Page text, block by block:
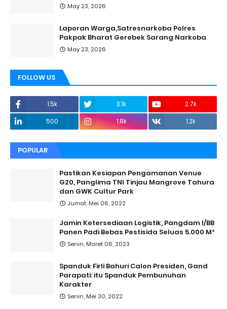
May 23, 2026
Laporan Warga,Satresnarkoba Polres
Pakpak Bharat Gerebek Sarang Narkoba
May 23, 2026
FOLLOW US
1.5k 3.1k
2.7k
500
1.8k 1.2k
POPULAR
Pastikan Kesiapan Pengamanan Venue
G20, Panglima TNI Tinjau Mangrove Tahura
dan GWK Cultur Park
Jumat, Mei 06, 2022
Jamin Ketersediaan Logistik, Pangdam I/BB
Panen Padi Bebas Pestisida Seluas 5.000 M²
Senin, Maret 06, 2023
Spanduk Firli Bahuri Calon Presiden, Gand
Parapati: itu Spanduk Pembunuhan
Karakter
Senin, Mei 30, 2022